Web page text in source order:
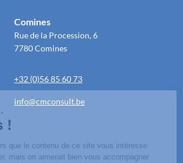
Comines
Rue de la Procession, 6
7780 Comines
+32 (0)56 85 60 73
info@cmconsult.be